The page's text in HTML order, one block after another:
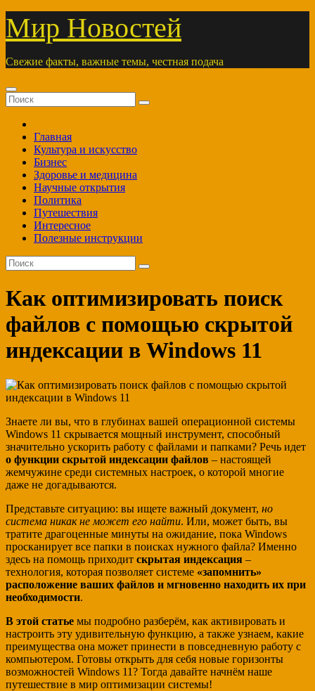
Перейти
содержимому
Мир Новостей
Свежие факты, важные темы, честная подача
Главная
Культура и искусство
Бизнес
Здоровье и медицина
Научные открытия
Политика
Путешествия
Интересное
Полезные инструкции
Как оптимизировать поиск
файлов с помощью скрытой
индексации в Windows 11
Знаете ли вы, что в глубинах вашей операционной системы
Windows 11 скрывается мощный инструмент, способный
значительно ускорить работу с файлами и папками? Речь идет
о функции скрытой индексации файлов – настоящей
жемчужине среди системных настроек, о которой многие
даже не догадываются.
Представьте ситуацию: вы ищете важный документ, но
система никак не может его найти. Или, может быть, вы
тратите драгоценные минуты на ожидание, пока Windows
просканирует все папки в поисках нужного файла? Именно
здесь на помощь приходит скрытая индексация –
технология, которая позволяет системе «запомнить»
расположение ваших файлов и мгновенно находить их при
необходимости.
В этой статье мы подробно разберём, как активировать и
настроить эту удивительную функцию, а также узнаем, какие
преимущества она может принести в повседневную работу с
компьютером. Готовы открыть для себя новые горизонты
возможностей Windows 11? Тогда давайте начнём наше
путешествие в мир оптимизации системы!